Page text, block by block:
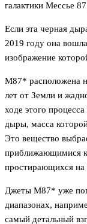
галактики Мессье
Если эта черная
2019 году она
изображение
M87* расположена
лет от Земли и
ходе этого
дыры, масса
Это вещество
приближающимися
простирающихся на
Джеты M87* уже
диапазонах,
самый детальный